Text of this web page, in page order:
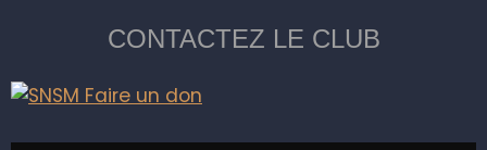
CONTACTEZ LE CLUB